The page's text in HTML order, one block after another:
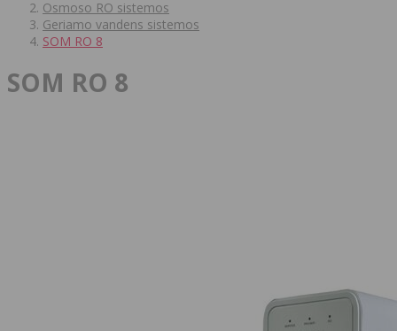
Osmoso RO sistemos
Geriamo vandens sistemos
SOM RO 8
SOM RO 8